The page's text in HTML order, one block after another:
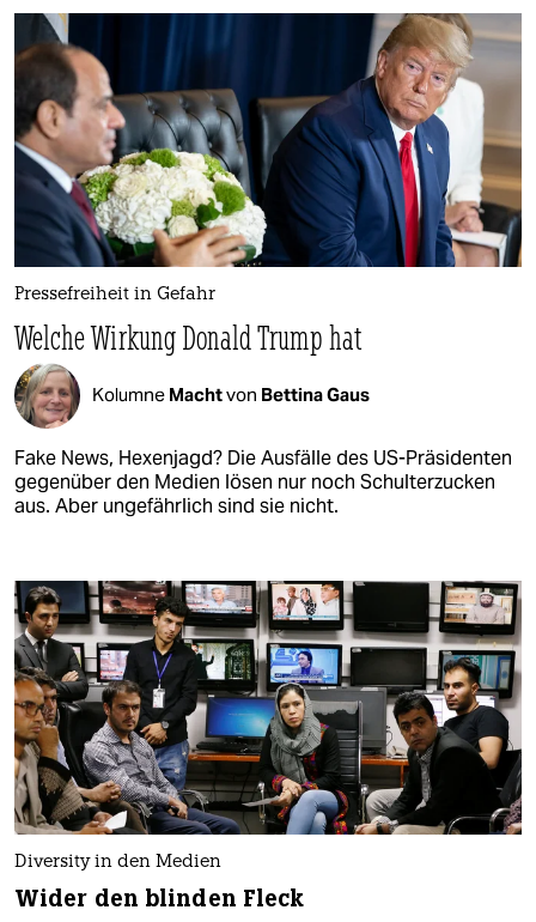
Pressefreiheit in Gefahr
Welche Wirkung Donald Trump hat
Kolumne Machtvon Bettina Gaus
Fake News, Hexenjagd? Die Ausfälle des US-Präsidenten
gegenüber den Medien lösen nur noch Schulterzucken
aus. Aber ungefährlich sind sie nicht.
Diversity in den Medien
Wider den blinden Fleck